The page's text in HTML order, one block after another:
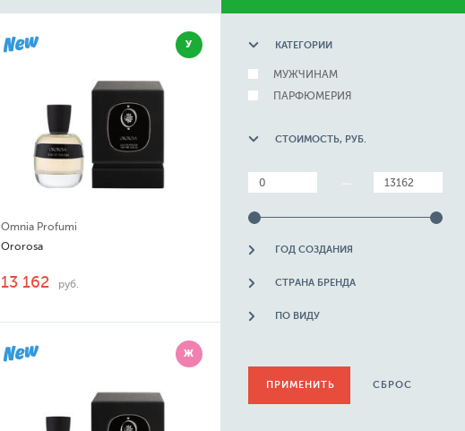
У
Omnia Profumi
Ororosa
13 162 руб.
Ж
КАТЕГОРИИ
МУЖЧИНАМ
ПАРФЮМЕРИЯ
СТОИМОСТЬ, РУБ.
ГОД СОЗДАНИЯ
СТРАНА БРЕНДА
ПО ВИДУ
СБРОС